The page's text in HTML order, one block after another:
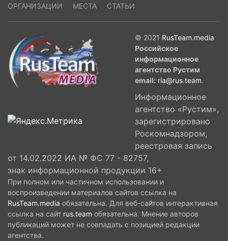
ОРГАНИЗАЦИИ
МЕСТА СТАТЬИ
© 2021 RusTeam.media
Российское
информационное
агентство Рустим
email: ria@rus.team.
Информационное
агентство «Рустим»,
зарегистрировано
Роскомнадзором,
реестровая запись
от 14.02.2022 ИА № ФС 77 - 82757,
знак информационной продукции 16+
При полном или частичном использовании и
воспроизведении материалов сайтов ссылка на
RusTeam.media обязательна. Для веб-сайтов интерактивная
ссылка на сайт rus.team обязательна. Мнение авторов
публикаций может не совпадать с позицией редакции
агентства.